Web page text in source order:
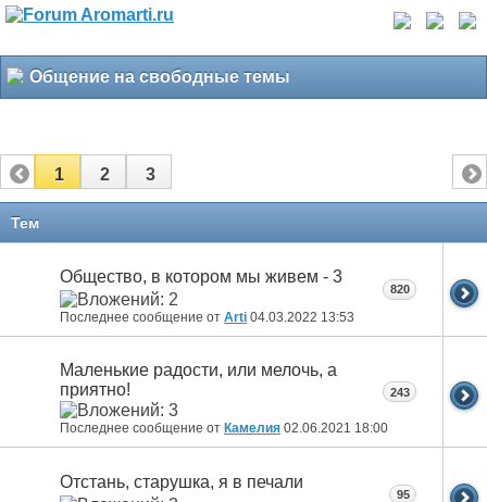
Общение на свободные темы
1 2 3
Тем
Общество, в котором мы живем - 3
Последнее сообщение от Arti 04.03.2022 13:53
820
Маленькие радости, или мелочь, а
приятно!
Последнее сообщение от Камелия 02.06.2021 18:00
243
Отстань, старушка, я в печали
95